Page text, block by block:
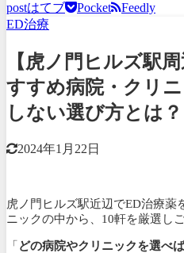
postはてブ Pocket
Feedly
ED治療
【虎ノ門ヒルズ駅
すすめ病院・クリ
しない選び方とは？
2024年1月22日
虎ノ門ヒルズ駅近辺でED治療薬
ニックの中から、 10軒を厳選し
「 どの病院やクリニックを選べ